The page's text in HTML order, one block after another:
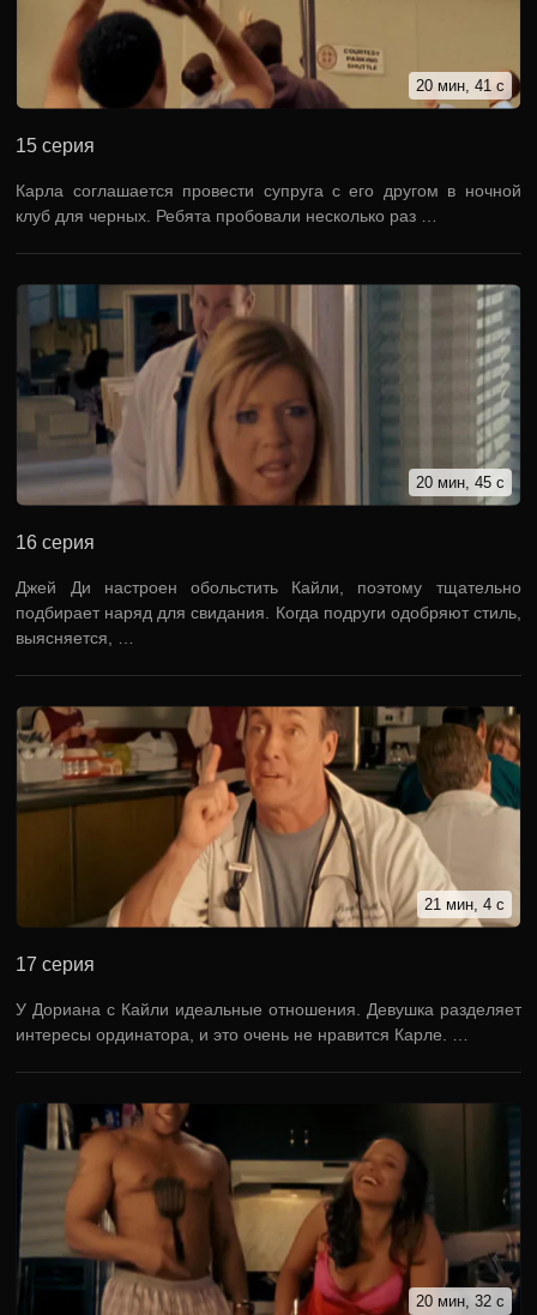
20 мин, 41 с
15 серия
Карла соглашается провести супруга с его другом в ночной
клуб для черных. Ребята пробовали несколько раз …
20 мин, 45 с
16 серия
Джей Ди настроен обольстить Кайли, поэтому тщательно
подбирает наряд для свидания. Когда подруги одобряют стиль,
выясняется, …
21 мин, 4 с
17 серия
У Дориана с Кайли идеальные отношения. Девушка разделяет
интересы ординатора, и это очень не нравится Карле. …
20 мин, 32 с